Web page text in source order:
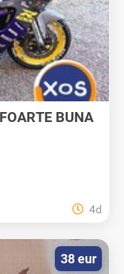
BUNA
4d
38 eur